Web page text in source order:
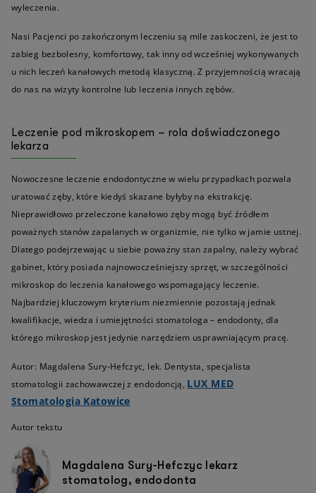
wyleczenia.
Nasi Pacjenci po zakończonym leczeniu są mile zaskoczeni, że jest to
zabieg bezbolesny, komfortowy, tak inny od wcześniej wykonywanych
u nich leczeń kanałowych metodą klasyczną. Z przyjemnością wracają
do nas na wizyty kontrolne lub leczenia innych zębów.
Leczenie pod mikroskopem – rola doświadczonego
lekarza
Nowoczesne leczenie endodontyczne w wielu przypadkach pozwala
uratować zęby, które kiedyś skazane byłyby na ekstrakcję.
Nieprawidłowo przeleczone kanałowo zęby mogą być źródłem
poważnych stanów zapalanych w organizmie, nie tylko w jamie ustnej.
Dlatego podejrzewając u siebie poważny stan zapalny, należy wybrać
gabinet, który posiada najnowocześniejszy sprzęt, w szczególności
mikroskop do leczenia kanałowego wspomagający leczenie.
Najbardziej kluczowym kryterium niezmiennie pozostają jednak
kwalifikacje, wiedza i umiejętności stomatologa – endodonty, dla
którego mikroskop jest jedynie narzędziem usprawniającym pracę.
Autor: Magdalena Sury-Hefczyc, lek. Dentysta, specjalista
stomatologii zachowawczej z endodoncją, LUX MED
Stomatologia Katowice
Autor tekstu
Magdalena Sury-Hefczyc lekarz
stomatolog, endodonta